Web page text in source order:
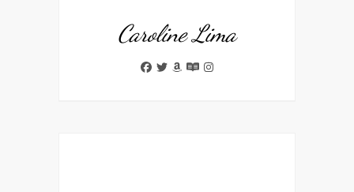
Caroline Lima